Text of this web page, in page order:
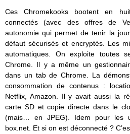
Ces Chromekooks bootent en
connectés (avec des offres de
autonomie qui permet de tenir la
défaut sécurisés et encryptés. Les
automatiques. On exploite toutes
Chrome. Il y a même un
dans un tab de Chrome. La
consommation de contenus :
Netflix, Amazon. Il y avait aussi la
carte SD et copie directe dans le
(mais… en JPEG). Idem pour les
box.net. Et si on est déconnecté ?